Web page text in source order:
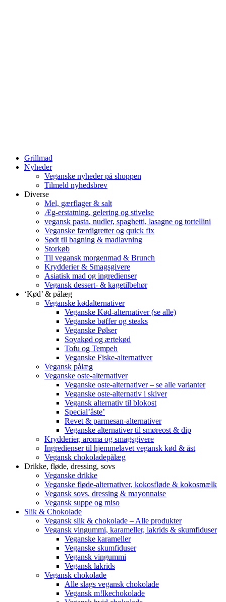
Grillmad
Nyheder
Veganske nyheder på shoppen
Tilmeld nyhedsbrev
Diverse
Mel, gærflager & salt
Æg-erstatning, gelering og stivelse
vegansk pasta, nudler, spaghetti, lasagne og tortellini
Veganske færdigretter og quick fix
Sødt til bagning & madlavning
Storkøb
Til vegansk morgenmad & Brunch
Krydderier & Smagsgivere
Asiatisk mad og ingredienser
Vegansk dessert- & kagetilbehør
‘Kød’ & pålæg
Veganske kødalternativer
Veganske Kød-alternativer (se alle)
Veganske bøffer og steaks
Veganske Pølser
Soyakød og ærtekød
Tofu og Tempeh
Veganske Fiske-alternativer
Vegansk pålæg
Veganske oste-alternativer
Veganske oste-alternativer – se alle varianter
Veganske oste-alternativ i skiver
Vegansk alternativ til blokost
Special’åste’
Revet & parmesan-alternativer
Veganske alternativer til smøreost & dip
Krydderier, aroma og smagsgivere
Ingredienser til hjemmelavet vegansk kød & åst
Vegansk chokoladepålæg
Drikke, fløde, dressing, sovs
Veganske drikke
Veganske fløde-alternativer, kokosfløde & kokosmælk
Vegansk sovs, dressing & mayonnaise
Vegansk suppe og miso
Slik & Chokolade
Vegansk slik & chokolade – Alle produkter
Vegansk vingummi, karameller, lakrids & skumfiduser
Veganske karameller
Veganske skumfiduser
Vegansk vingummi
Vegansk lakrids
Vegansk chokolade
Alle slags vegansk chokolade
Vegansk m!lkechokolade